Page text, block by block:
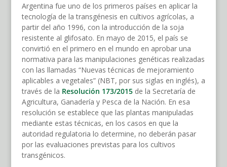
Argentina fue uno de los primeros países en aplicar la
tecnología de la transgénesis en cultivos agrícolas, a
partir del año 1996, con la introducción de la soja
resistente al glifosato. En mayo de 2015, el país se
convirtió en el primero en el mundo en aprobar una
normativa para las manipulaciones genéticas realizadas
con las llamadas “Nuevas técnicas de mejoramiento
aplicables a vegetales” (NBT, por sus siglas en inglés), a
través de la Resolución 173/2015de la Secretaría de
Agricultura, Ganadería y Pesca de la Nación. En esa
resolución se establece que las plantas manipuladas
mediante estas técnicas, en los casos en que la
autoridad regulatoria lo determine, no deberán pasar
por las evaluaciones previstas para los cultivos
transgénicos.